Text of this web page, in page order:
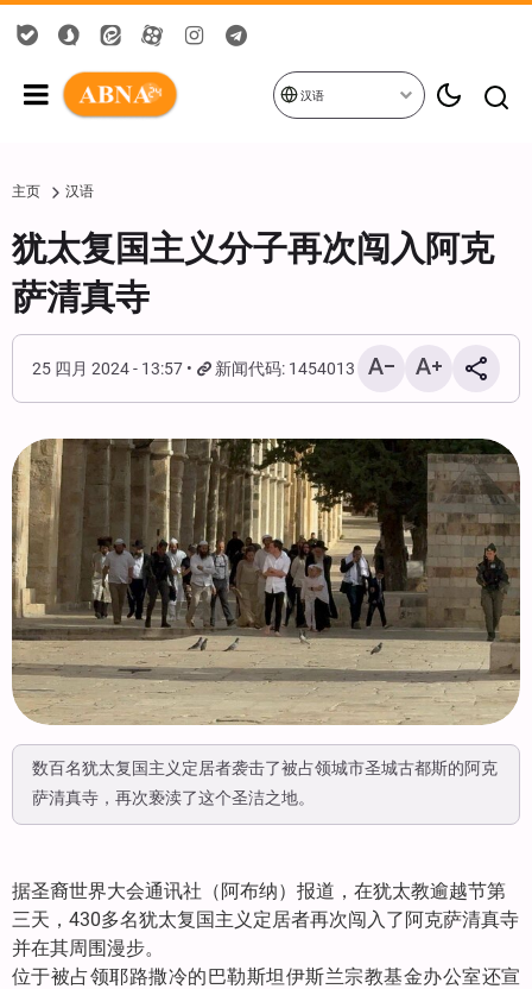
汉语
主页 汉语
犹太复国主义分子再次闯入阿克
萨清真寺
25 四月 2024 - 13:57 新闻代码: 1454013
数百名犹太复国主义定居者袭击了被占领城市圣城古都斯的阿克
萨清真寺，再次亵渎了这个圣洁之地。
据圣裔世界大会通讯社（阿布纳）报道，在犹太教逾越节第
三天，430多名犹太复国主义定居者再次闯入了阿克萨清真寺
并在其周围漫步。
位于被占领耶路撒冷的巴勒斯坦伊斯兰宗教基金办公室还宣